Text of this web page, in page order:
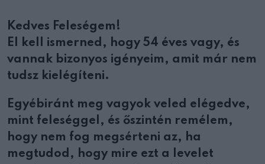
Kedves Feleségem!
El kell ismerned, hogy 54 éves vagy, és
vannak bizonyos igényeim, amit már nem
tudsz kielégíteni.
Egyébiránt meg vagyok veled elégedve,
mint feleséggel, és őszintén remélem,
hogy nem fog megsérteni az, ha
megtudod, hogy mire ezt a levelet